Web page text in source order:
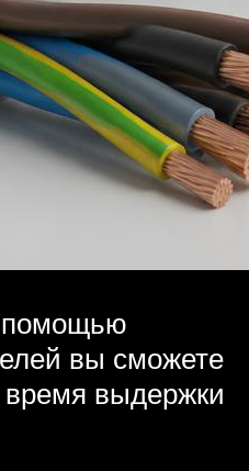
помощью
вы сможете
выдержки